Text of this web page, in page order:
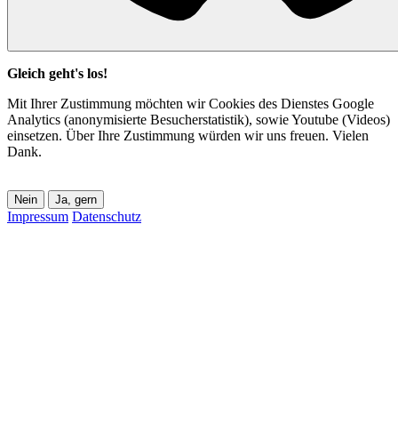
Gleich geht's los!
Mit Ihrer Zustimmung möchten wir Cookies des Dienstes Google
Analytics (anonymisierte Besucherstatistik), sowie Youtube (Videos)
einsetzen. Über Ihre Zustimmung würden wir uns freuen. Vielen
Dank.
Nein Ja, gern
Impressum Datenschutz